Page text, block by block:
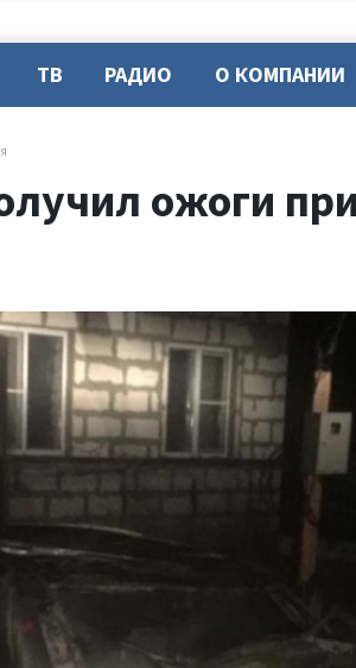
ТВ РАДИО О КОМПАНИИ
ожоги